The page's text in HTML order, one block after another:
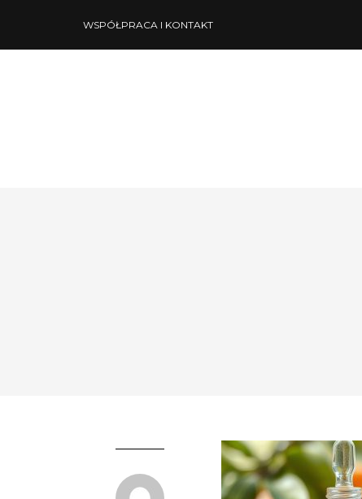
WSPÓŁPRACA I KONTAKT